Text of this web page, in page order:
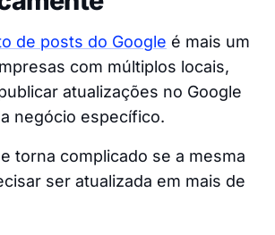
de posts do Google é mais um
com múltiplos locais,
atualizações no Google
negócio específico.
torna complicado se a mesma
ser atualizada em mais de